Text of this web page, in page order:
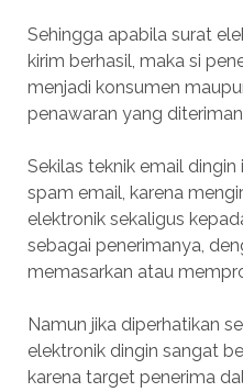
Sehingga apabila surat
kirim berhasil, maka si
menjadi konsumen
penawaran yang
Sekilas teknik email
spam email, karena
elektronik sekaligus
sebagai penerimanya,
memasarkan atau
Namun jika diperhatikan
elektronik dingin sangat
karena target penerima